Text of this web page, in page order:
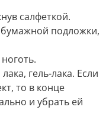
салфеткой.
бумажной подложки,
гель-лака. Если
то в конце
и убрать ей